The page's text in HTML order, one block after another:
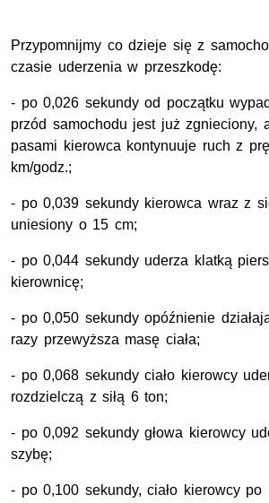
Przypomnijmy co dzieje się z
czasie uderzenia w przeszkodę:
- po 0,026 sekundy od początku
przód samochodu jest już zgnieciony,
pasami kierowca kontynuuje ruch z
km/godz.;
- po 0,039 sekundy kierowca wraz z
uniesiony o 15 cm;
- po 0,044 sekundy uderza klatką
kierownicę;
- po 0,050 sekundy opóźnienie
razy przewyższa masę ciała;
- po 0,068 sekundy ciało kierowcy
rozdzielczą z siłą 6 ton;
- po 0,092 sekundy głowa kierowcy
szybę;
- po 0,100 sekundy, ciało kierowcy po